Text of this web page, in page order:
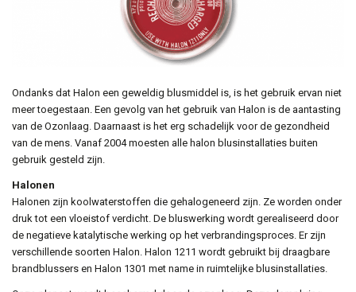
Ondanks dat Halon een geweldig blusmiddel is, is het gebruik ervan niet
meer toegestaan. Een gevolg van het gebruik van Halon is de aantasting
van de Ozonlaag. Daarnaast is het erg schadelijk voor de gezondheid
van de mens. Vanaf 2004 moesten alle halon blusinstallaties buiten
gebruik gesteld zijn.
Halonen
Halonen zijn koolwaterstoffen die gehalogeneerd zijn. Ze worden onder
druk tot een vloeistof verdicht. De bluswerking wordt gerealiseerd door
de negatieve katalytische werking op het verbrandingsproces. Er zijn
verschillende soorten Halon. Halon 1211 wordt gebruikt bij draagbare
brandblussers en Halon 1301 met name in ruimtelijke blusinstallaties.